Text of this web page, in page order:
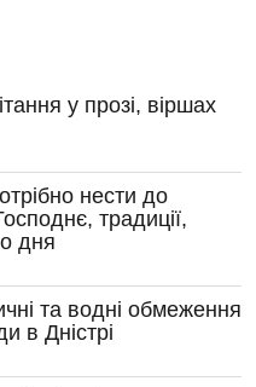
у прозі, віршах
нести до
традиції,
дня
та водні обмеження
в Дністрі